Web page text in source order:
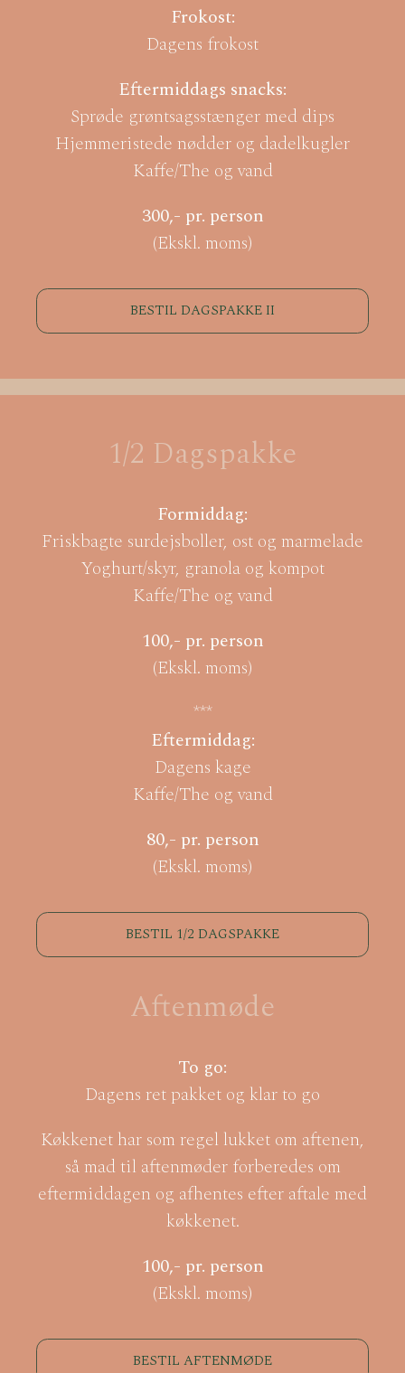
Frokost:
Dagens frokost
Eftermiddags snacks:
Sprøde grøntsagsstænger med dips
Hjemmeristede nødder og dadelkugler
Kaffe/The og vand
300,- pr. person
(Ekskl. moms)
BESTIL DAGSPAKKE II
1/2 Dagspakke
Formiddag:
Friskbagte surdejsboller, ost og marmelade
Yoghurt/skyr, granola og kompot
Kaffe/The og vand
100,- pr. person
(Ekskl. moms)
***
Eftermiddag:
Dagens kage
Kaffe/The og vand
80,- pr. person
(Ekskl. moms)
BESTIL 1/2 DAGSPAKKE
Aftenmøde
To go:
Dagens ret pakket og klar to go
Køkkenet har som regel lukket om aftenen,
så mad til aftenmøder forberedes om
eftermiddagen og afhentes efter aftale med
køkkenet.
100,- pr. person
(Ekskl. moms)
BESTIL AFTENMØDE